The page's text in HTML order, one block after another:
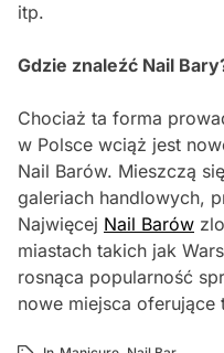
itp.
Gdzie znaleźć Nail
Chociaż ta forma
w Polsce wciąż jest
Nail Barów. Mieszczą
galeriach handlowych,
Najwięcej Nail Barów
miastach takich jak
rosnąca popularność
nowe miejsca